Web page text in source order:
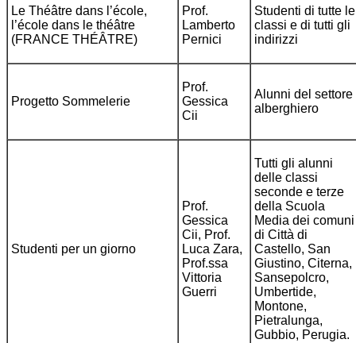
Le Théâtre dans l’école,
l’école dans le théâtre
(FRANCE THÉÂTRE)
Prof.
Lamberto
Pernici
Studenti di tutte le
classi e di tutti gli
indirizzi
Progetto Sommelerie
Prof.
Gessica
Cii
Alunni del settore
alberghiero
Studenti per un giorno
Prof.
Gessica
Cii, Prof.
Luca Zara,
Prof.ssa
Vittoria
Guerri
Tutti gli alunni
delle classi
seconde e terze
della Scuola
Media dei comuni
di Città di
Castello, San
Giustino, Citerna,
Sansepolcro,
Umbertide,
Montone,
Pietralunga,
Gubbio, Perugia.